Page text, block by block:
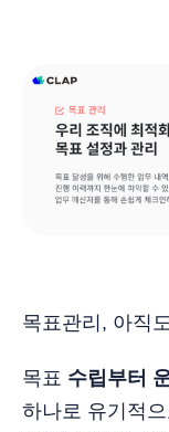
목표관리, 아직
목표 수립부터
하나로 유기적